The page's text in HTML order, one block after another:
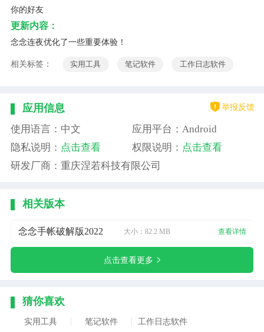
你的好友
更新内容：
念念连夜优化了一些重要体验！
相关标签： 实用工具 笔记软件 工作日志软件
应用信息 举报反馈
使用语言：中文
应用平台：Android
隐私说明： 点击查看 权限说明： 点击查看
研发厂商：重庆涅若科技有限公司
相关版本
念念手帐破解版2022 大小：82.2 MB 查看详情
点击查看更多
猜你喜欢
实用工具 笔记软件 工作日志软件